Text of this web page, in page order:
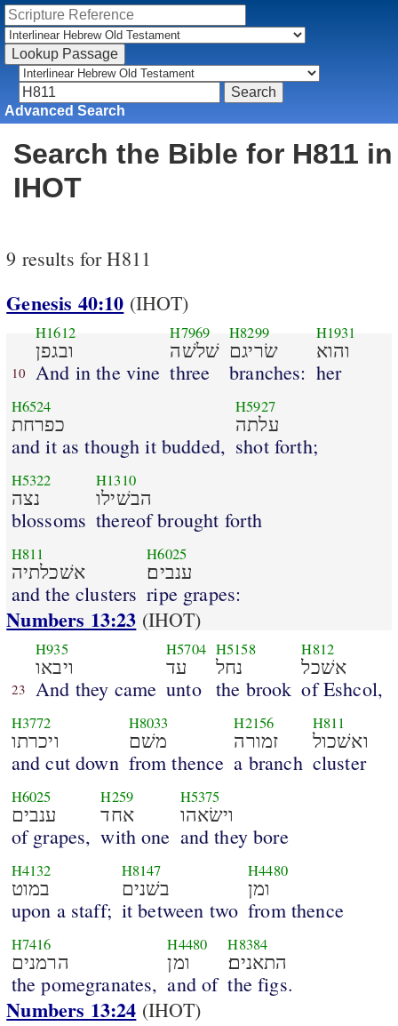
Advanced Search
Search the Bible for H811 in
IHOT
9 results for H811
Genesis 40:10 (IHOT)
10
H1612
ובגפן
And in the vine
H7969
שׁלשׁה
three
H8299
שׂריגם
branches:
H1931
והוא
her
H6524
כפרחת
and it as though it budded,
H5927
עלתה
shot forth;
H5322
נצה
blossoms
H1310
הבשׁילו
thereof brought forth
H811
אשׁכלתיה
and the clusters
H6025
ענבים׃
ripe grapes:
Numbers 13:23 (IHOT)
23
H935
ויבאו
And they came
H5704
עד
unto
H5158
נחל
the brook
H812
אשׁכל
of Eshcol,
H3772
ויכרתו
and cut down
H8033
משׁם
from thence
H2156
זמורה
a branch
H811
ואשׁכול
cluster
H6025
ענבים
of grapes,
H259
אחד
with one
H5375
וישׂאהו
and they bore
H4132
במוט
upon a staff;
H8147
בשׁנים
it between two
H4480
ומן
from thence
H7416
הרמנים
the pomegranates,
H4480
ומן
and of
H8384
התאנים׃
the figs.
Numbers 13:24 (IHOT)